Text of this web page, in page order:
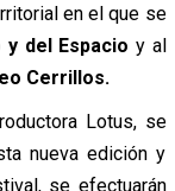
en el que se
del Espacio y al
Cerrillos.
Lotus, se
nueva edición y
se efectuarán